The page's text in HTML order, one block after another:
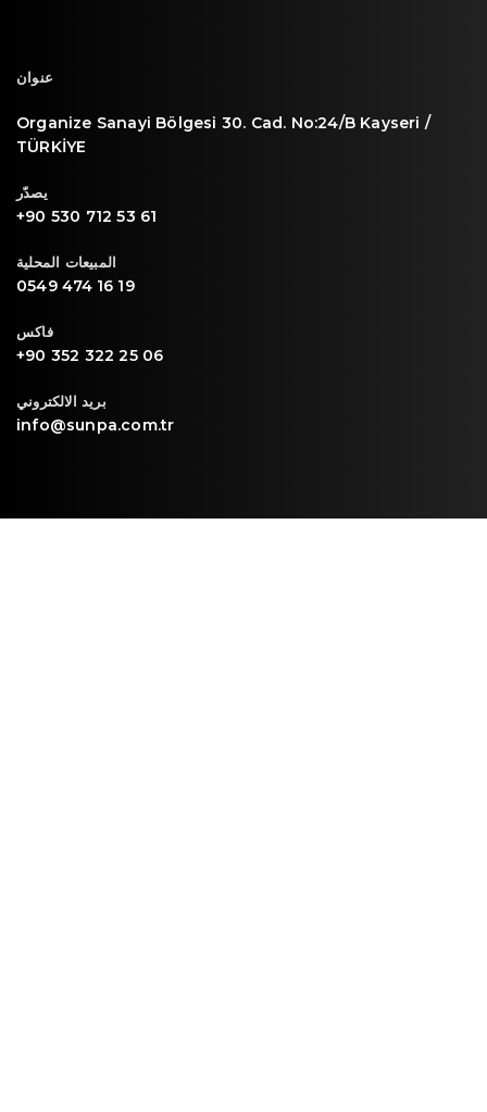
عنوان
Organize Sanayi Bölgesi 30. Cad. No:24/B Kayseri /
TÜRKİYE
يصدّر
+90 530 712 53 61
المبيعات المحلية
0549 474 16 19
فاكس
+90 352 322 25 06
بريد الالكتروني
info@sunpa.com.tr